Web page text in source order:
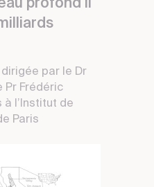
profond il
par le Dr
Pr Frédéric
à l’Institut de
Paris